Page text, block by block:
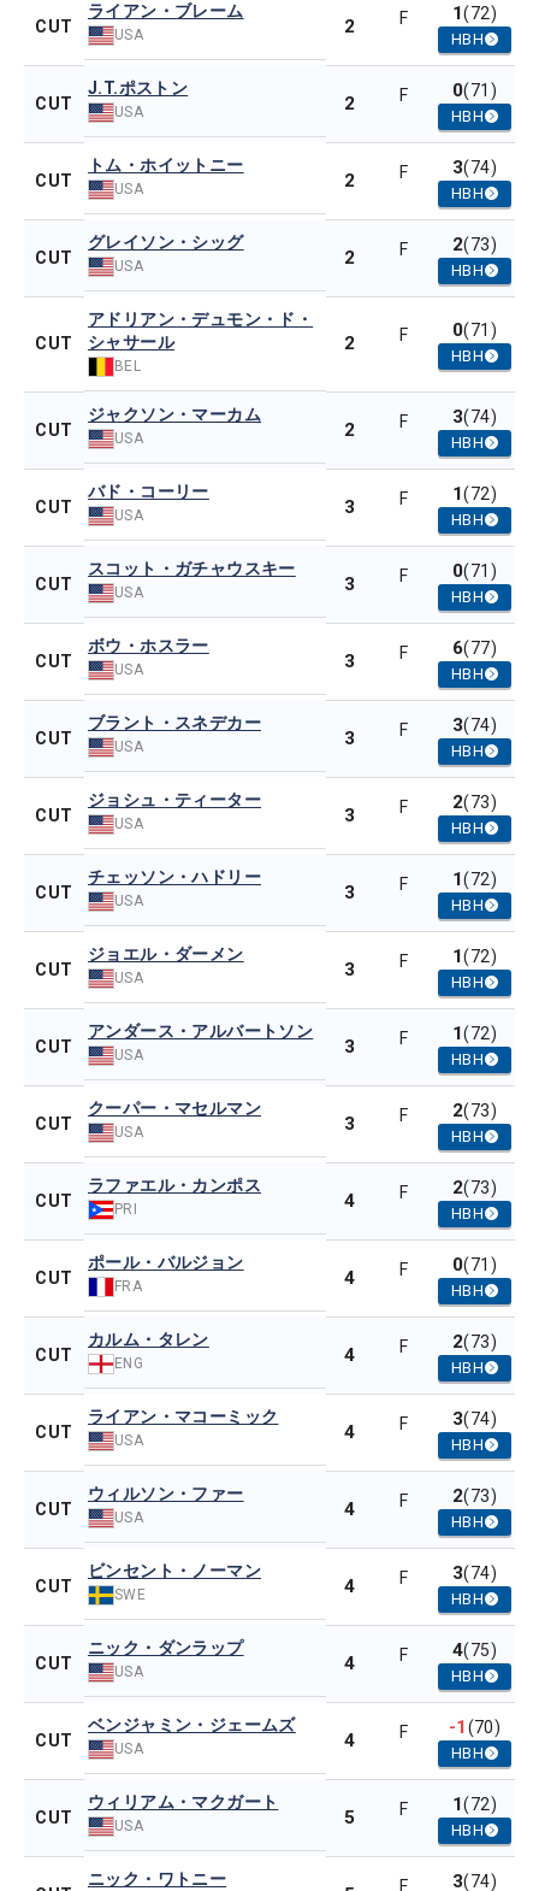
CUT
ライアン・ブレーム
USA 2 F 1(72)
HBH
CUT
J.T.ポストン
USA 2 F 0(71)
HBH
CUT
トム・ホイットニー
USA 2 F 3(74)
HBH
CUT
グレイソン・シッグ
USA 2 F 2(73)
HBH
CUT
アドリアン・デュモン・ド・
シャサール
BEL
2 F 0(71)
HBH
CUT
ジャクソン・マーカム
USA 2 F 3(74)
HBH
CUT
バド・コーリー
USA 3 F 1(72)
HBH
CUT
スコット・ガチャウスキー
USA 3 F 0(71)
HBH
CUT
ボウ・ホスラー
USA 3 F 6(77)
HBH
CUT
ブラント・スネデカー
USA 3 F 3(74)
HBH
CUT
ジョシュ・ティーター
USA 3 F 2(73)
HBH
CUT
チェッソン・ハドリー
USA 3 F 1(72)
HBH
CUT
ジョエル・ダーメン
USA 3 F 1(72)
HBH
CUT
アンダース・アルバートソン
USA 3 F 1(72)
HBH
CUT
クーパー・マセルマン
USA 3 F 2(73)
HBH
CUT
ラファエル・カンポス
PRI 4 F 2(73)
HBH
CUT
ポール・バルジョン
FRA 4 F 0(71)
HBH
CUT
カルム・タレン
ENG 4 F 2(73)
HBH
CUT
ライアン・マコーミック
USA 4 F 3(74)
HBH
CUT
ウィルソン・ファー
USA 4 F 2(73)
HBH
CUT
ビンセント・ノーマン
SWE 4 F 3(74)
HBH
CUT
ニック・ダンラップ
USA 4 F 4(75)
HBH
CUT
ベンジャミン・ジェームズ
USA 4 F -1(70)
HBH
CUT
ウィリアム・マクガート
USA 5 F 1(72)
HBH
ニック・ワトニー F 3(74)